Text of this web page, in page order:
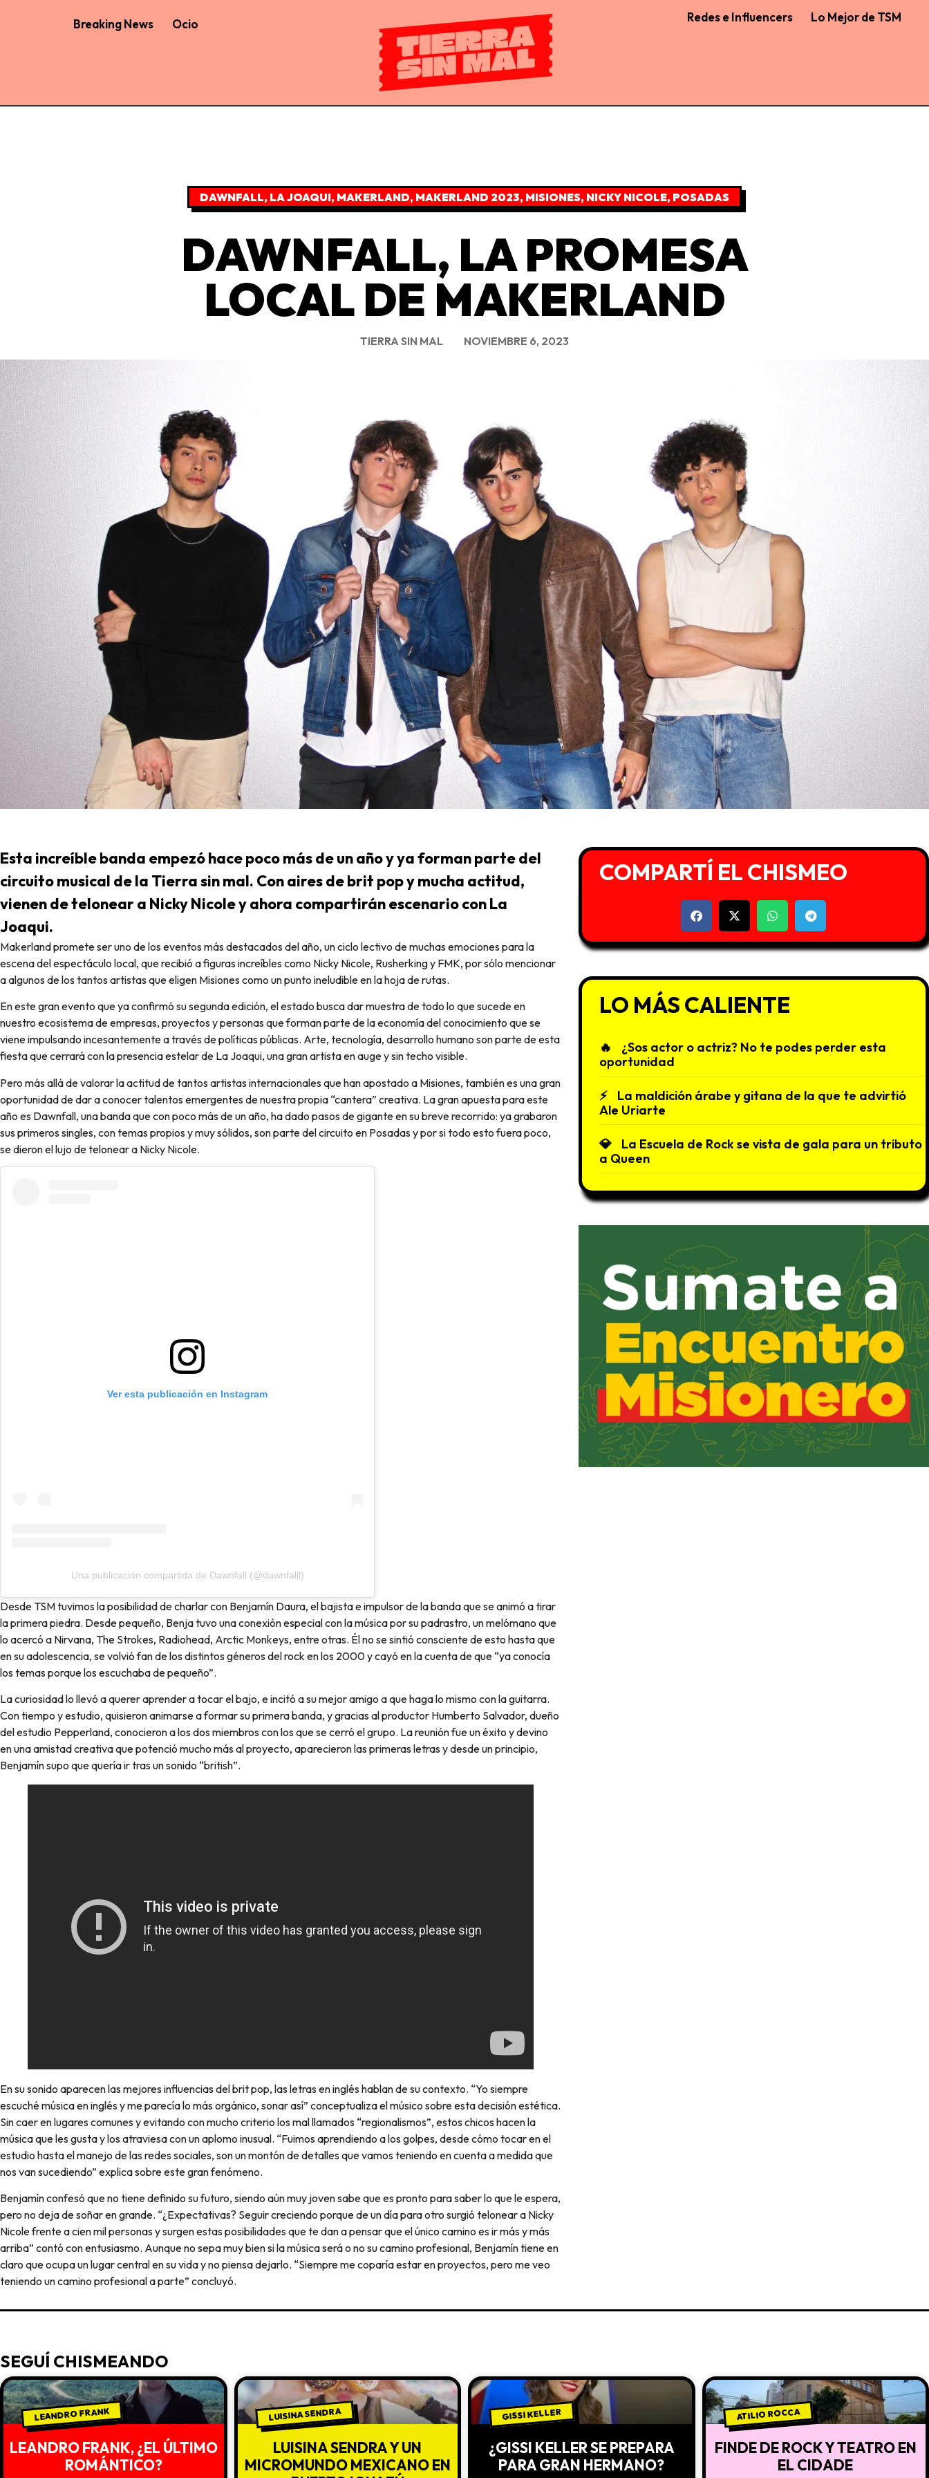
Breaking News Ocio Redes e Influencers Lo Mejor de TSM
DAWNFALL, LA JOAQUI, MAKERLAND, MAKERLAND 2023, MISIONES, NICKY NICOLE, POSADAS
DAWNFALL, LA PROMESA
LOCAL DE MAKERLAND
TIERRA SIN MAL NOVIEMBRE 6, 2023
Esta increíble banda empezó hace poco más de un año y ya forman parte del
circuito musical de la Tierra sin mal. Con aires de brit pop y mucha actitud,
vienen de telonear a Nicky Nicole y ahora compartirán escenario con La
Joaqui.
Makerland promete ser uno de los eventos más destacados del año, un ciclo lectivo de muchas emociones para la
escena del espectáculo local, que recibió a figuras increíbles como Nicky Nicole, Rusherking y FMK, por sólo mencionar
a algunos de los tantos artistas que eligen Misiones como un punto ineludible en la hoja de rutas.
En este gran evento que ya confirmó su segunda edición, el estado busca dar muestra de todo lo que sucede en
nuestro ecosistema de empresas, proyectos y personas que forman parte de la economía del conocimiento que se
viene impulsando incesantemente a través de políticas públicas. Arte, tecnología, desarrollo humano son parte de esta
fiesta que cerrará con la presencia estelar de La Joaqui, una gran artista en auge y sin techo visible.
Pero más allá de valorar la actitud de tantos artistas internacionales que han apostado a Misiones, también es una gran
oportunidad de dar a conocer talentos emergentes de nuestra propia “cantera” creativa. La gran apuesta para este
año es Dawnfall, una banda que con poco más de un año, ha dado pasos de gigante en su breve recorrido: ya grabaron
sus primeros singles, con temas propios y muy sólidos, son parte del circuito en Posadas y por si todo esto fuera poco,
se dieron el lujo de telonear a Nicky Nicole.
Ver esta publicación en Instagram
Una publicación compartida de Dawnfall (@dawnfalll)
Desde TSM tuvimos la posibilidad de charlar con Benjamín Daura, el bajista e impulsor de la banda que se animó a tirar
la primera piedra. Desde pequeño, Benja tuvo una conexión especial con la música por su padrastro, un melómano que
lo acercó a Nirvana, The Strokes, Radiohead, Arctic Monkeys, entre otras. Él no se sintió consciente de esto hasta que
en su adolescencia, se volvió fan de los distintos géneros del rock en los 2000 y cayó en la cuenta de que “ya conocía
los temas porque los escuchaba de pequeño”.
La curiosidad lo llevó a querer aprender a tocar el bajo, e incitó a su mejor amigo a que haga lo mismo con la guitarra.
Con tiempo y estudio, quisieron animarse a formar su primera banda, y gracias al productor Humberto Salvador, dueño
del estudio Pepperland, conocieron a los dos miembros con los que se cerró el grupo. La reunión fue un éxito y devino
en una amistad creativa que potenció mucho más al proyecto, aparecieron las primeras letras y desde un principio,
Benjamín supo que quería ir tras un sonido “british”.
En su sonido aparecen las mejores influencias del brit pop, las letras en inglés hablan de su contexto. “Yo siempre
escuché música en inglés y me parecía lo más orgánico, sonar así” conceptualiza el músico sobre esta decisión estética.
Sin caer en lugares comunes y evitando con mucho criterio los mal llamados “regionalismos”, estos chicos hacen la
música que les gusta y los atraviesa con un aplomo inusual. “Fuimos aprendiendo a los golpes, desde cómo tocar en el
estudio hasta el manejo de las redes sociales, son un montón de detalles que vamos teniendo en cuenta a medida que
nos van sucediendo” explica sobre este gran fenómeno.
Benjamín confesó que no tiene definido su futuro, siendo aún muy joven sabe que es pronto para saber lo que le espera,
pero no deja de soñar en grande. “¿Expectativas? Seguir creciendo porque de un día para otro surgió telonear a Nicky
Nicole frente a cien mil personas y surgen estas posibilidades que te dan a pensar que el único camino es ir más y más
arriba” contó con entusiasmo. Aunque no sepa muy bien si la música será o no su camino profesional, Benjamín tiene en
claro que ocupa un lugar central en su vida y no piensa dejarlo. “Siempre me coparía estar en proyectos, pero me veo
teniendo un camino profesional a parte” concluyó.
COMPARTÍ EL CHISMEO
LO MÁS CALIENTE
¿Sos actor o actriz? No te podes perder esta
oportunidad
La maldición árabe y gitana de la que te advirtió
Ale Uriarte
La Escuela de Rock se vista de gala para un tributo
a Queen
SEGUÍ CHISMEANDO
LEANDRO FRANK
LEANDRO FRANK, ¿EL ÚLTIMO
ROMÁNTICO?
LUISINA SENDRA
LUISINA SENDRA Y UN
MICROMUNDO MEXICANO EN
GISSI KELLER
¿GISSI KELLER SE PREPARA
PARA GRAN HERMANO?
ATILIO ROCCA
FINDE DE ROCK Y TEATRO EN
EL CIDADE